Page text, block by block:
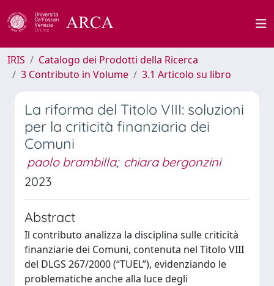
IRIS
Catalogo dei Prodotti della Ricerca
3 Contributo in Volume
3.1 Articolo su libro
La riforma del Titolo VIII: soluzioni
per la criticità finanziaria dei
Comuni
paolo brambilla; chiara bergonzini
2023
Abstract
Il contributo analizza la disciplina sulle criticità
finanziarie dei Comuni, contenuta nel Titolo VIII
del DLGS 267/2000 (“TUEL”), evidenziando le
problematiche anche alla luce degli